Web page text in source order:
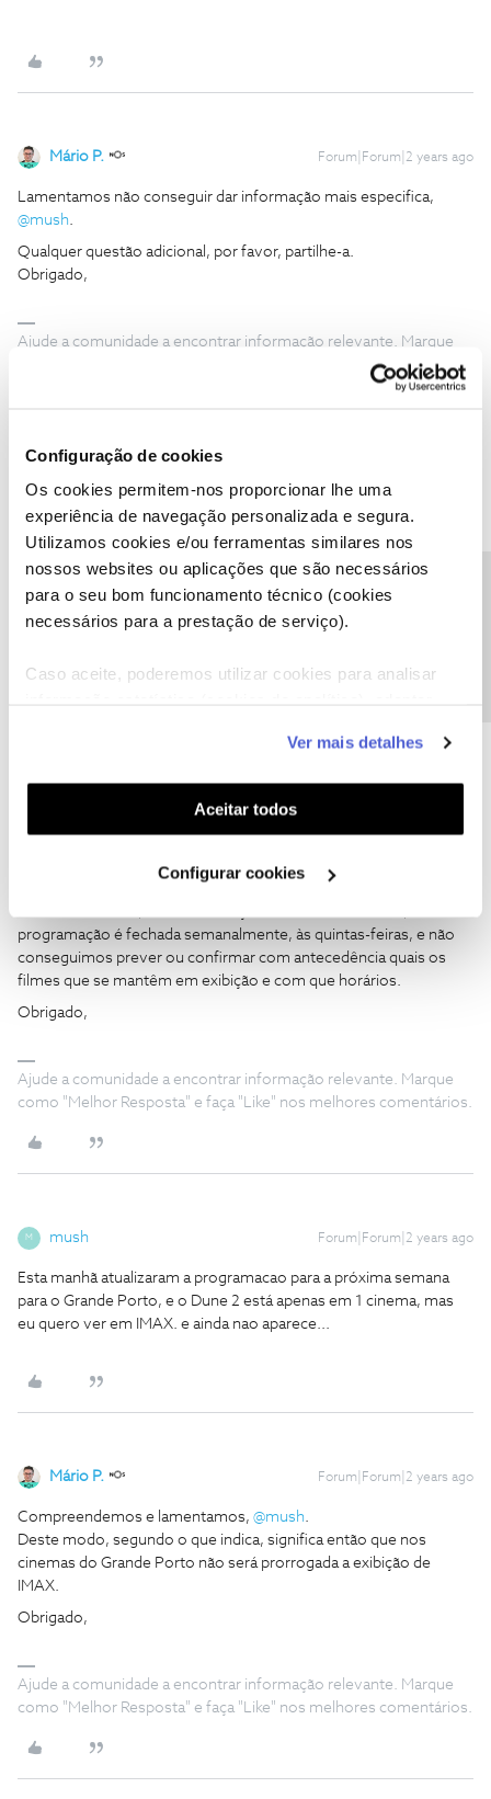
Configuração de cookies
Os cookies permitem-nos proporcionar lhe uma
experiência de navegação personalizada e segura.
Utilizamos cookies e/ou ferramentas similares nos
nossos websites ou aplicações que são necessários
para o seu bom funcionamento técnico (cookies
necessários para a prestação de serviço).
Caso aceite, poderemos utilizar cookies para analisar
funcionalidades (cookies de personalização e
funcionalidade) e adaptar anúncios aos seus interesses
(cookies de publicidade personalizada). Pode gerir a
utilização dos cookies clicando em "Configurar
Ver mais detalhes
Aceitar todos
Configurar cookies
Mário P. Forum|Forum|2 years ago
Lamentamos não conseguir dar informação mais especifica,
@mush.
Qualquer questão adicional, por favor, partilhe-a.
Obrigado,
Ajude a comunidade a encontrar informação relevante. Marque
como "Melhor Resposta" e faça "Like" nos melhores comentários.
Gabriel Figueira Amoras
Boa tarde. Qual é o último dia em que o filme Dune 2 estará em
exibição em IMAX no Colombo?
Obrigado.
Forum|Forum|2 years ago
Bom dia@Gabriel Figueira Amoras, seja bem-vindo ao Fórum
Movemos o seu comentário para o artigo onde respondemos e
programação é fechada semanalmente, às quintas-feiras, e não
conseguimos prever ou confirmar com antecedência quais os
filmes que se mantêm em exibição e com que horários.
Obrigado,
Ajude a comunidade a encontrar informação relevante. Marque
como "Melhor Resposta" e faça "Like" nos melhores comentários.
M mush Forum|Forum|2 years ago
Esta manhã atualizaram a programacao para a próxima semana
para o Grande Porto, e o Dune 2 está apenas em 1 cinema, mas
eu quero ver em IMAX. e ainda nao aparece...
Mário P. Forum|Forum|2 years ago
Compreendemos e lamentamos, @mush.
Deste modo, segundo o que indica, significa então que nos
cinemas do Grande Porto não será prorrogada a exibição de
IMAX.
Obrigado,
Ajude a comunidade a encontrar informação relevante. Marque
como "Melhor Resposta" e faça "Like" nos melhores comentários.